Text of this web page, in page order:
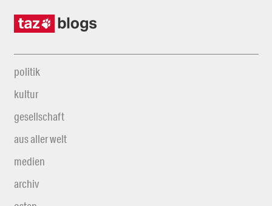
politik
kultur
gesellschaft
aus aller welt
medien
archiv